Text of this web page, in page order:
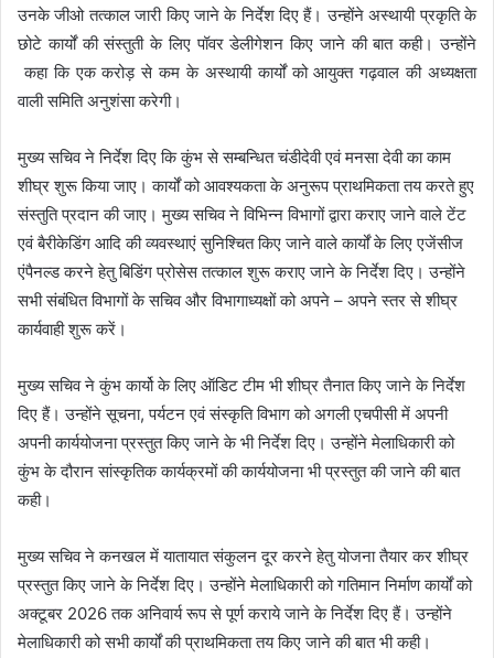
उनके जीओ तत्काल जारी किए जाने के निर्देश दिए हैं। उन्होंने अस्थायी प्रकृति के
छोटे कार्यों की संस्तुती के लिए पॉवर डेलीगेशन किए जाने की बात कही। उन्होंने
कहा कि एक करोड़ से कम के अस्थायी कार्यों को आयुक्त गढ़वाल की अध्यक्षता
वाली समिति अनुशंसा करेगी।
मुख्य सचिव ने निर्देश दिए कि कुंभ से सम्बन्धित चंडीदेवी एवं मनसा देवी का काम
शीघ्र शुरू किया जाए। कार्यों को आवश्यकता के अनुरूप प्राथमिकता तय करते हुए
संस्तुति प्रदान की जाए। मुख्य सचिव ने विभिन्न विभागों द्वारा कराए जाने वाले टेंट
एवं बैरीकेडिंग आदि की व्यवस्थाएं सुनिश्चित किए जाने वाले कार्यों के लिए एजेंसीज
एंपैनल्ड करने हेतु बिडिंग प्रोसेस तत्काल शुरू कराए जाने के निर्देश दिए। उन्होंने
सभी संबंधित विभागों के सचिव और विभागाध्यक्षों को अपने – अपने स्तर से शीघ्र
कार्यवाही शुरू करें।
मुख्य सचिव ने कुंभ कार्यो के लिए ऑडिट टीम भी शीघ्र तैनात किए जाने के निर्देश
दिए हैं। उन्होंने सूचना, पर्यटन एवं संस्कृति विभाग को अगली एचपीसी में अपनी
अपनी कार्ययोजना प्रस्तुत किए जाने के भी निर्देश दिए। उन्होंने मेलाधिकारी को
कुंभ के दौरान सांस्कृतिक कार्यक्रमों की कार्ययोजना भी प्रस्तुत की जाने की बात
कही।
मुख्य सचिव ने कनखल में यातायात संकुलन दूर करने हेतु योजना तैयार कर शीघ्र
प्रस्तुत किए जाने के निर्देश दिए। उन्होंने मेलाधिकारी को गतिमान निर्माण कार्यों को
अक्टूबर 2026 तक अनिवार्य रूप से पूर्ण कराये जाने के निर्देश दिए हैं। उन्होंने
मेलाधिकारी को सभी कार्यों की प्राथमिकता तय किए जाने की बात भी कही।